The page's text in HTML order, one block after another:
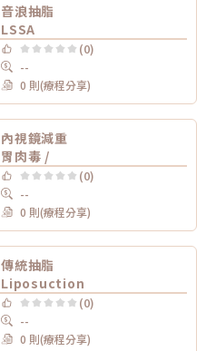
音浪抽脂
LSSA
(0)
--
0 則(療程分享)
內視鏡減重
胃肉毒 /
(0)
--
0 則(療程分享)
傳統抽脂
Liposuction
(0)
--
0 則(療程分享)